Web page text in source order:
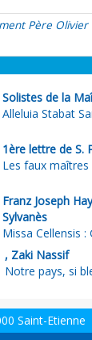
Père Olivier
Solistes de la
Alleluia Stabat
1ère lettre de S.
Les faux maîtres
Franz Joseph
Sylvanès
Missa Cellensis
, Zaki Nassif
Notre pays, si
Saint-Etienne